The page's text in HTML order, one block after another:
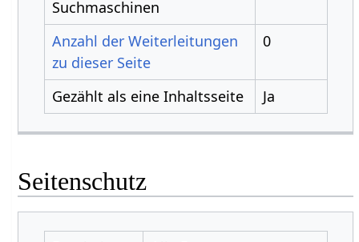
Suchmaschinen
Anzahl der Weiterleitungen
zu dieser Seite
0
Gezählt als eine Inhaltsseite Ja
Seitenschutz